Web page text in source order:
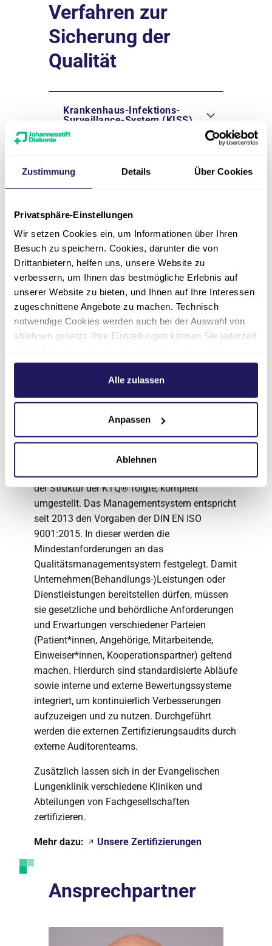
Zustimmung Details Über Cookies
Privatsphäre-Einstellungen
Wir setzen Cookies ein, um Informationen über Ihren
Besuch zu speichern. Cookies, darunter die von
Drittanbietern, helfen uns, unsere Website zu
verbessern, um Ihnen das bestmögliche Erlebnis auf
unserer Website zu bieten, und Ihnen auf Ihre Interessen
zugeschnittene Angebote zu machen. Technisch
notwendige Cookies werden auch bei der Auswahl von
ablehnen gesetzt. Ihre Einstellungen können Sie jederzeit
Weitere Informationen hierzu finden Sie in unserer
.Alle zulassen
Anpassen
Ablehnen
Verfahren zur
Sicherung der
Qualität
Krankenhaus-Infektions-
Surveillance-System (KISS)
WHO-Projekt (High 5s) zur
Vermeidung von
Eingriffsverwechslungen
Wundmanagement
Identifikationsarmbänder für
Zertifizierungen
Die Evangelische Lungenklinik hat ihr
Managementsystem, nachdem sie zehn Jahre
der Struktur der KTQ® folgte, komplett
umgestellt. Das Managementsystem entspricht
seit 2013 den Vorgaben der DIN EN ISO
9001:2015. In dieser werden die
Mindestanforderungen an das
Qualitätsmanagementsystem festgelegt. Damit
Unternehmen(Behandlungs-)Leistungen oder
Dienstleistungen bereitstellen dürfen, müssen
sie gesetzliche und behördliche Anforderungen
und Erwartungen verschiedener Parteien
(Patient*innen, Angehörige, Mitarbeitende,
Einweiser*innen, Kooperationspartner) geltend
machen. Hierdurch sind standardisierte Abläufe
sowie interne und externe Bewertungssysteme
integriert, um kontinuierlich Verbesserungen
aufzuzeigen und zu nutzen. Durchgeführt
werden die externen Zertifizierungsaudits durch
externe Auditorenteams.
Zusätzlich lassen sich in der Evangelischen
Lungenklinik verschiedene Kliniken und
Abteilungen von Fachgesellschaften
zertifizieren.
Mehr dazu: Unsere Zertifizierungen
Ansprechpartner